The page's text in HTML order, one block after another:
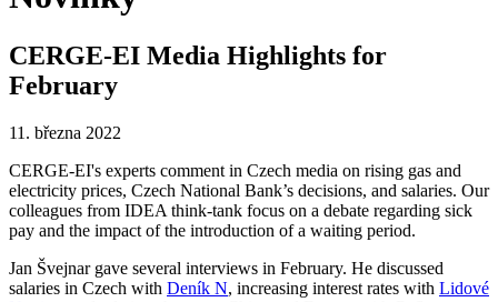
CERGE-EI Media Highlights for
February
11. března 2022
CERGE-EI's experts comment in Czech media on rising gas and
electricity prices, Czech National Bank’s decisions, and salaries. Our
colleagues from IDEA think-tank focus on a debate regarding sick
pay and the impact of the introduction of a waiting period.
Jan Švejnar gave several interviews in February. He discussed
salaries in Czech with Deník N, increasing interest rates with Lidové